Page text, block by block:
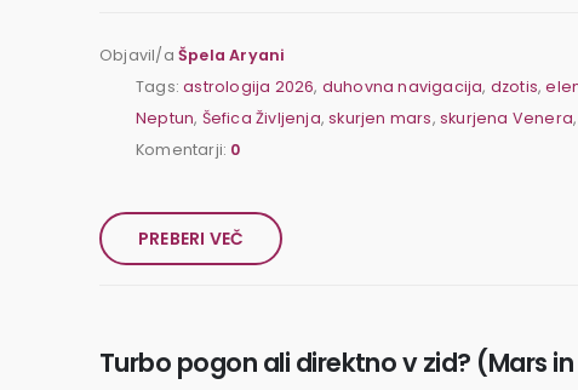
Objavil/a Špela Aryani
Tags:astrologija 2026, duhovna navigacija, dzotis,
Neptun, Šefica Življenja,skurjen mars,skurjena Venera
Komentarji: 0
PREBERI VEČ
Turbo pogon ali direktno v zid? (Mars